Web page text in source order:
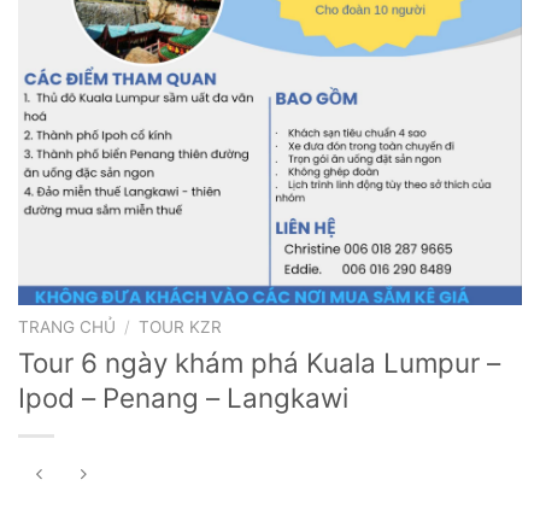
TRANG CHỦ / TOUR KZR
Tour 6 ngày khám phá Kuala Lumpur –
Ipod – Penang – Langkawi